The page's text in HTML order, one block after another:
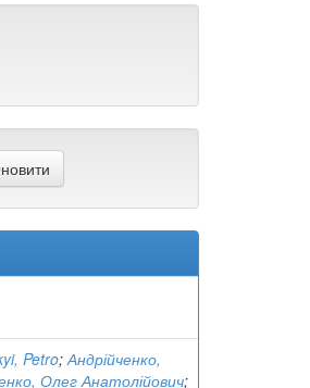
Petro;Андрійченко,
Олег Анатолійович;